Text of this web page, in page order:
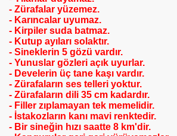
- Zürafalar yüzemez.
- Karıncalar uyumaz.
- Kirpiler suda batmaz.
- Kutup ayıları solaktır.
- Sineklerin 5 gözü vardır.
- Yunuslar gözleri açık uyurlar.
- Develerin üç tane kaşı vardır.
- Zürafaların ses telleri yoktur.
- Zürafaların dili 35 cm kadardır.
- Filler zıplamayan tek memelidir.
- İstakozların kanı mavi renktedir.
- Bir sineğin hızı saatte 8 km'dir.